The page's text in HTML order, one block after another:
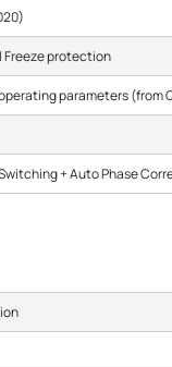
Freeze protection
parameters (from
+ Auto Phase